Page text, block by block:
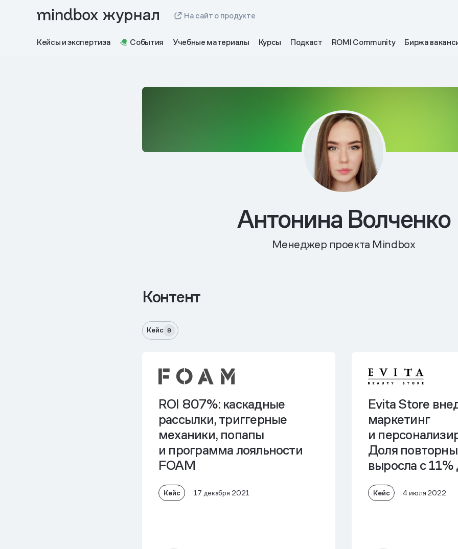
На сайт о продукте
Кейсы и экспертиза События Учебные материалы Курсы Подкаст ROMI Community Биржа
Антонина Волченко
Менеджер проекта Mindbox
Контент
Кейс 8
ROI 807%: каскадные
рассылки, триггерные
механики, попапы
и программа лояльности
FOAM
Кейс 17 декабря 2021
Evita Store
маркетинг
и
Доля
выросла с
Кейс 4 июля 2022